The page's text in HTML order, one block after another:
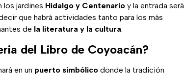
los jardines Hidalgo y Centenario y la entrada será
que habrá actividades tanto para los más
de la literatura y la cultura
del Libro de Coyoacán?
en un puerto simbólico donde la tradición